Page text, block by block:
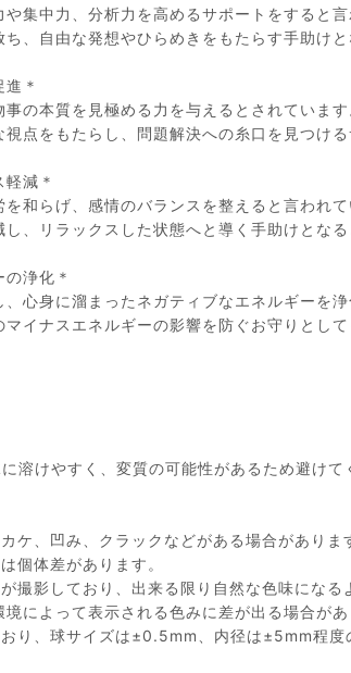
集中力、分析力を高めるサポートをすると言
、自由な発想やひらめきをもたらす手助けと
＊
の本質を見極める力を与えるとされています
点をもたらし、問題解決への糸口を見つける
減＊
和らげ、感情のバランスを整えると言われて
、リラックスした状態へと導く手助けとなる
浄化＊
心身に溜まったネガティブなエネルギーを浄
イナスエネルギーの影響を防ぐお守りとして
すく、変質の可能性があるため避けて
ケ、凹み、クラックなどがある場合がありま
個体差があります。
撮影しており、出来る限り自然な色味になる
によって表示される色みに差が出る場合が
り、球サイズは±0.5mm、内径は±5mm程度